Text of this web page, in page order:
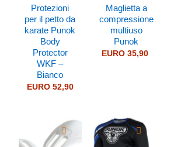
Protezioni
per il petto da
karate Punok
Body
Protector
WKF –
Bianco
EURO52,90
Maglietta a
compressione
multiuso
Punok
EURO35,90